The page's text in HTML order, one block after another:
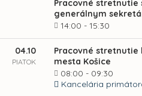
Pracovné stretnutie
generálnym
14:00 - 15:30
04.10
PIATOK
Pracovné
mesta Košice
08:00 - 09:30
Kancelária